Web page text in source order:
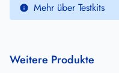
Mehr über Testkits
Weitere Produkte